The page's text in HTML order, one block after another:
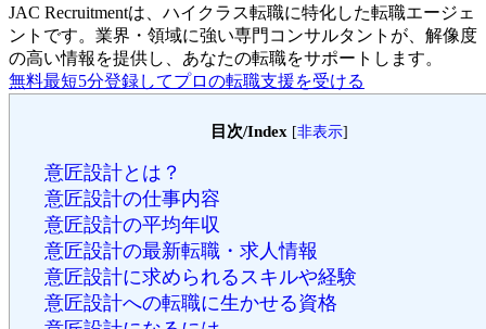
JAC Recruitmentは、ハイクラス転職に特化した転職エージェ
ントです。 業界・領域に強い専門コンサルタントが、解像度
の高い情報を提供し、あなたの転職をサポートします。
無料最短5分登録してプロの転職支援を受ける
目次/Index [非表示]
意匠設計とは？
意匠設計の仕事内容
意匠設計の平均年収
意匠設計の最新転職・求人情報
意匠設計に求められるスキルや経験
意匠設計への転職に生かせる資格